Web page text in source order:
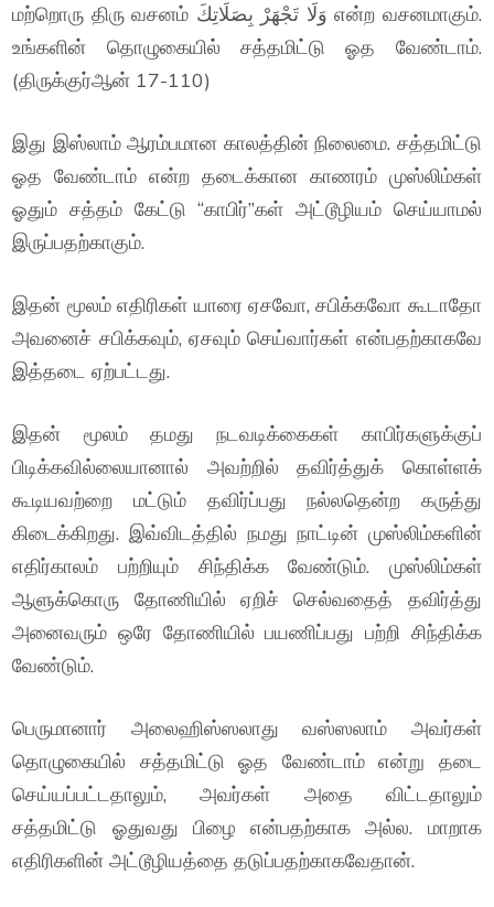
மற்றொரு திரு வசனம் وَلَا تَجْهَرْ بِصَلَاتِكَ என்ற வசனமாகும்.
உங்களின் தொழுகையில் சத்தமிட்டு ஓத வேண்டாம்.
(திருக்குர்ஆன் 17-110)
இது இஸ்லாம் ஆரம்பமான காலத்தின் நிலைமை. சத்தமிட்டு
ஓத வேண்டாம் என்ற தடைக்கான காணரம் முஸ்லிம்கள்
ஓதும் சத்தம் கேட்டு “காபிர்”கள் அட்டூழியம் செய்யாமல்
இருப்பதற்காகும்.
இதன் மூலம் எதிரிகள் யாரை ஏசவோ, சபிக்கவோ கூடாதோ
அவனைச் சபிக்கவும், ஏசவும் செய்வார்கள் என்பதற்காகவே
இத்தடை ஏற்பட்டது.
இதன் மூலம் தமது நடவடிக்கைகள் காபிர்களுக்குப்
பிடிக்கவில்லையானால் அவற்றில் தவிர்த்துக் கொள்ளக்
கூடியவற்றை மட்டும் தவிர்ப்பது நல்லதென்ற கருத்து
கிடைக்கிறது. இவ்விடத்தில் நமது நாட்டின் முஸ்லிம்களின்
எதிர்காலம் பற்றியும் சிந்திக்க வேண்டும். முஸ்லிம்கள்
ஆளுக்கொரு தோணியில் ஏறிச் செல்வதைத் தவிர்த்து
அனைவரும் ஒரே தோணியில் பயணிப்பது பற்றி சிந்திக்க
வேண்டும்.
பெருமானார் அலைஹிஸ்ஸலாது வஸ்ஸலாம் அவர்கள்
தொழுகையில் சத்தமிட்டு ஓத வேண்டாம் என்று தடை
செய்யப்பட்டதாலும், அவர்கள் அதை விட்டதாலும்
சத்தமிட்டு ஓதுவது பிழை என்பதற்காக அல்ல. மாறாக
எதிரிகளின் அட்டூழியத்தை தடுப்பதற்காகவேதான்.